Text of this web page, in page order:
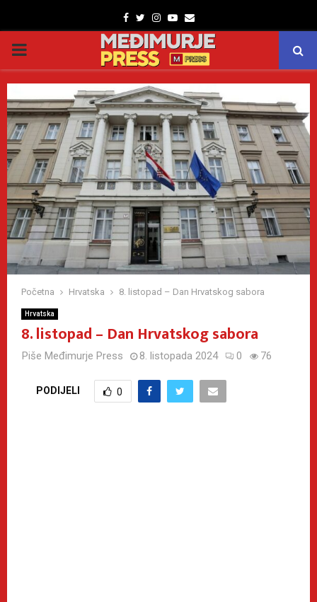
Facebook
TwitterInstagram
Youtube
Email
PRIMARY
MENU
Početna Hrvatska 8. listopad – Dan Hrvatskog sabora
Hrvatska
8. listopad – Dan Hrvatskog sabora
Piše Međimurje Press 8. listopada 2024 0 76
PODIJELI 0